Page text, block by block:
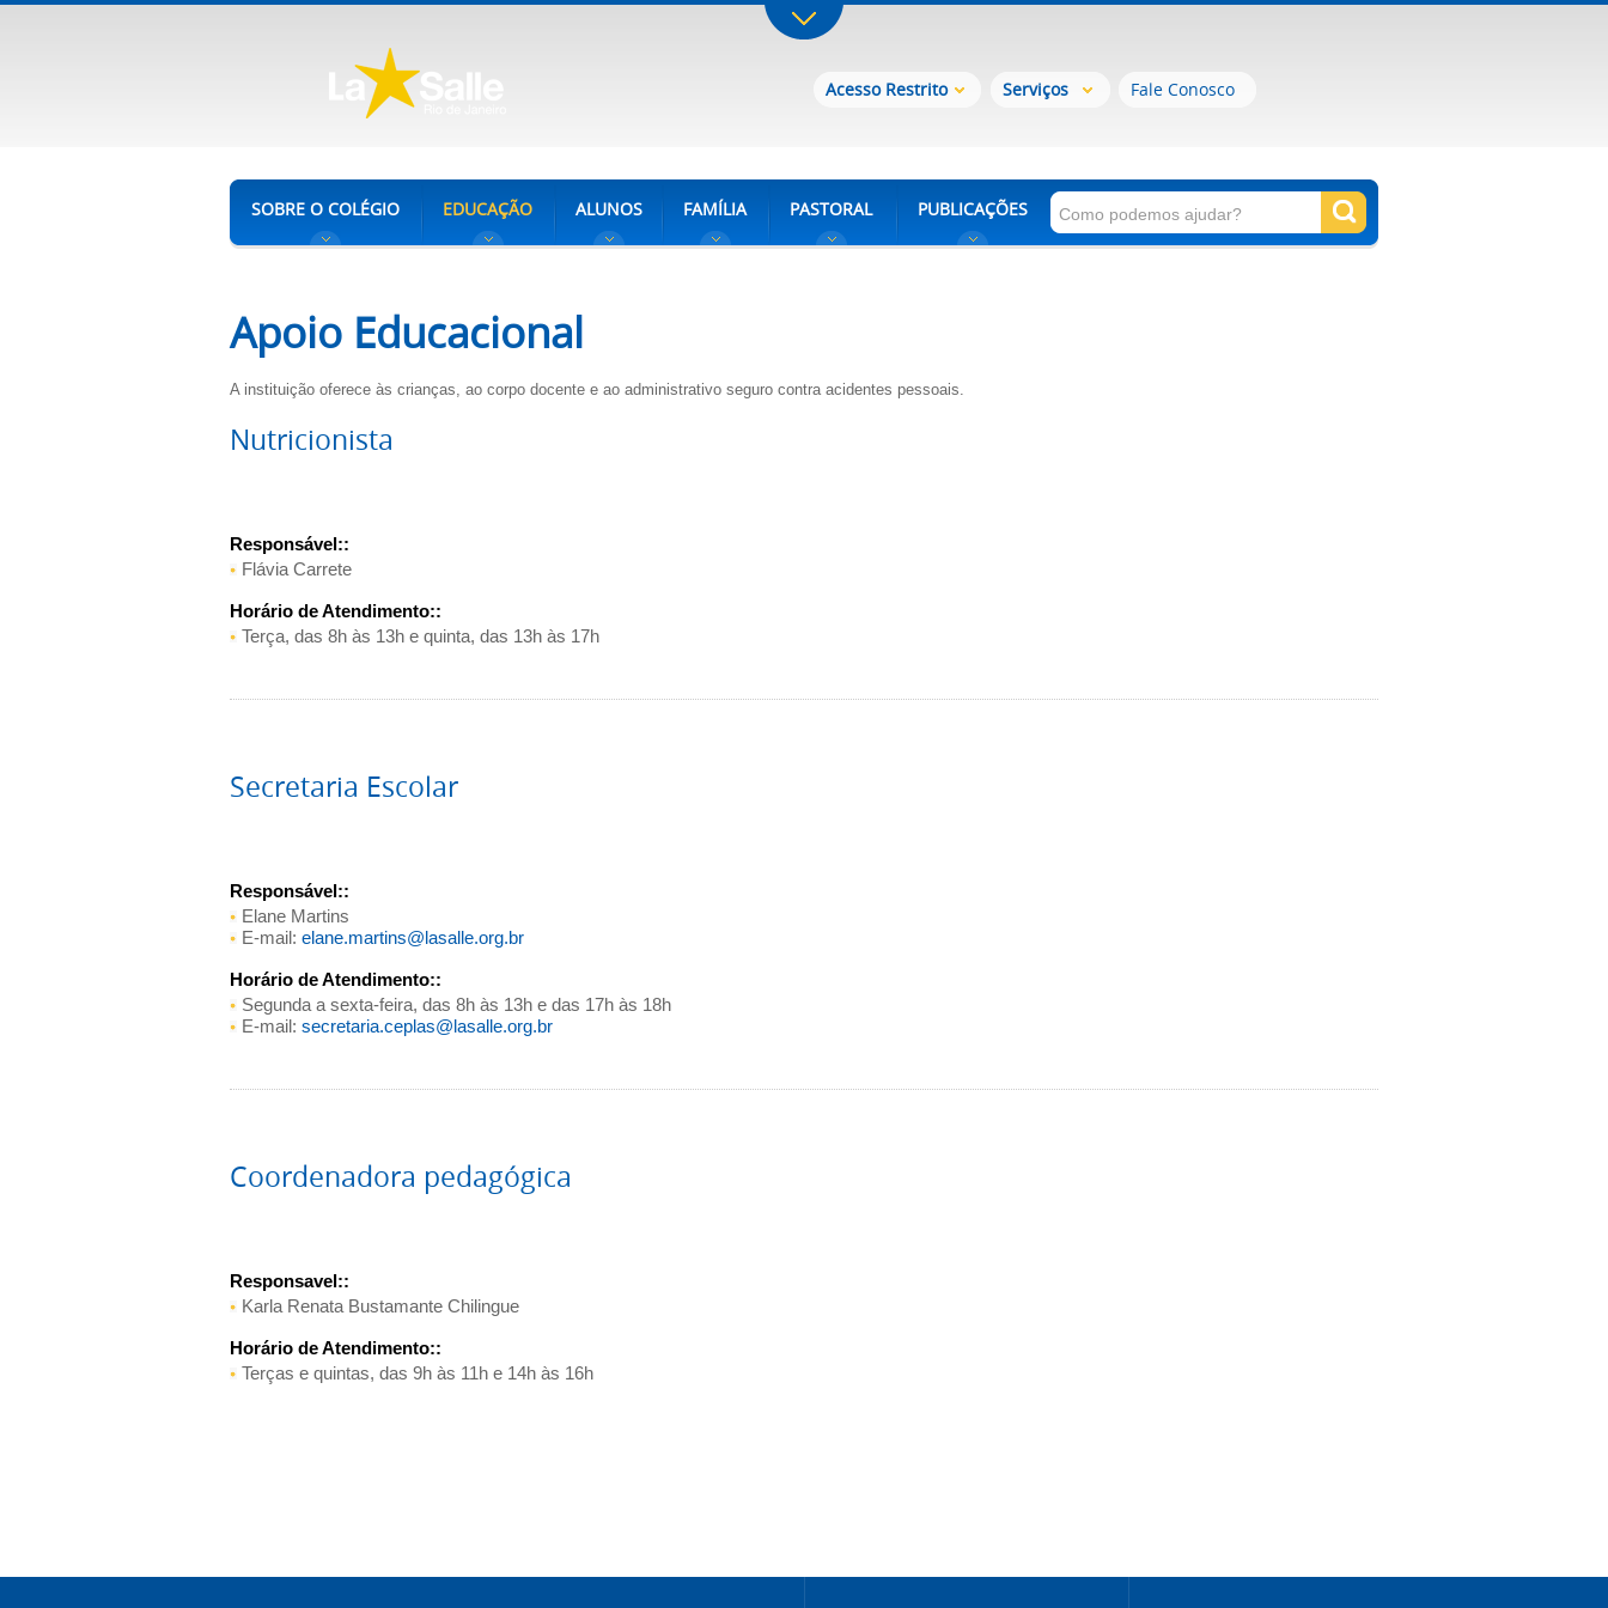
Acesso Restrito Serviços Fale Conosco
SOBRE O COLÉGIO EDUCAÇÃO ALUNOS FAMÍLIA PASTORAL PUBLICAÇÕES
Apoio Educacional
A instituição oferece às crianças, ao corpo docente e ao administrativo seguro contra acidentes pessoais.
Nutricionista
Responsável::
Flávia Carrete
Horário de Atendimento::
Terça, das 8h às 13h e quinta, das 13h às 17h
Secretaria Escolar
Responsável::
Elane Martins
E-mail: elane.martins@lasalle.org.br
Horário de Atendimento::
Segunda a sexta-feira, das 8h às 13h e das 17h às 18h
E-mail: secretaria.ceplas@lasalle.org.br
Coordenadora pedagógica
Responsavel::
Karla Renata Bustamante Chilingue
Horário de Atendimento::
Terças e quintas, das 9h às 11h e 14h às 16h